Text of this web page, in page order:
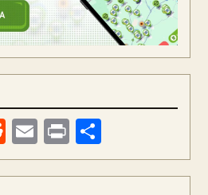
Reddit
Email
Print
meg